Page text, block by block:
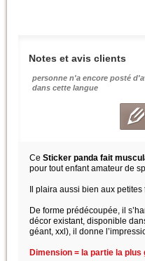
Notes et avis clients
personne n'a encore posté
dans cette langue
Ce Sticker panda fait
pour tout enfant amateur de
Il plaira aussi bien aux
De forme prédécoupée, il
décor existant, disponible
géant, xxl), il donne
Dimension = la partie la